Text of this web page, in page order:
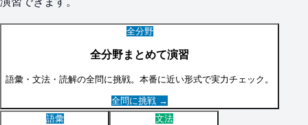
全分野
全分野まとめて演習
語彙・文法・読解の全問に挑戦。本番に近い形式で実力チェック。
全問に挑戦 →
語彙
文法